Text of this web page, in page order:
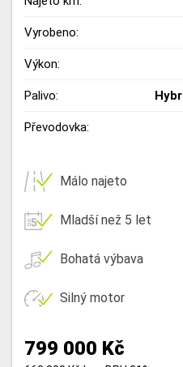
Vyrobeno:
Výkon:
Palivo:
Převodovka:
Málo najeto
Mladší než 5 let
Bohatá výbava
Silný motor
799 000 Kč